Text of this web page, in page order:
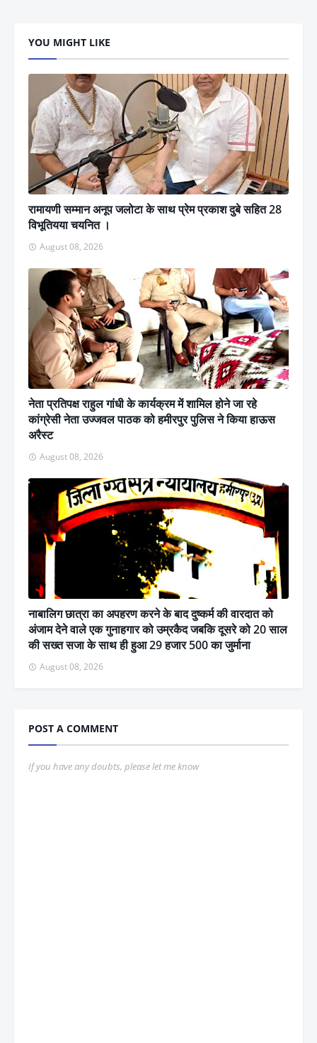
YOU MIGHT LIKE
रामायणी सम्मान अनूप जलोटा के साथ प्रेम प्रकाश दुबे सहित 28
विभूतियया चयनित ।
August 08, 2026
नेता प्रतिपक्ष राहुल गांधी के कार्यक्रम में शामिल होने जा रहे
कांग्रेसी नेता उज्जवल पाठक को हमीरपुर पुलिस ने किया हाऊस
अरैस्ट
August 08, 2026
नाबालिग छात्रा का अपहरण करने के बाद दुष्कर्म की वारदात को
अंजाम देने वाले एक गुनाहगार को उम्रकैद जबकि दूसरे को 20 साल
की सख्त सजा के साथ ही हुआ 29 हजार 500 का जुर्माना
August 08, 2026
POST A COMMENT
If you have any doubts, please let me know